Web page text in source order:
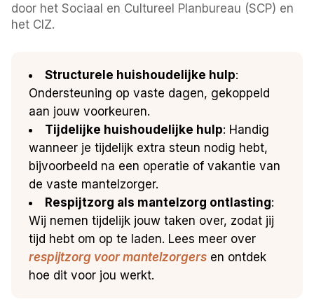
door het Sociaal en Cultureel Planbureau (SCP) en
het CIZ.
Structurele huishoudelijke hulp:
Ondersteuning op vaste dagen, gekoppeld
aan jouw voorkeuren.
Tijdelijke huishoudelijke hulp: Handig
wanneer je tijdelijk extra steun nodig hebt,
bijvoorbeeld na een operatie of vakantie van
de vaste mantelzorger.
Respijtzorg als mantelzorg ontlasting:
Wij nemen tijdelijk jouw taken over, zodat jij
tijd hebt om op te laden. Lees meer over
respijtzorg voor mantelzorgers en ontdek
hoe dit voor jou werkt.